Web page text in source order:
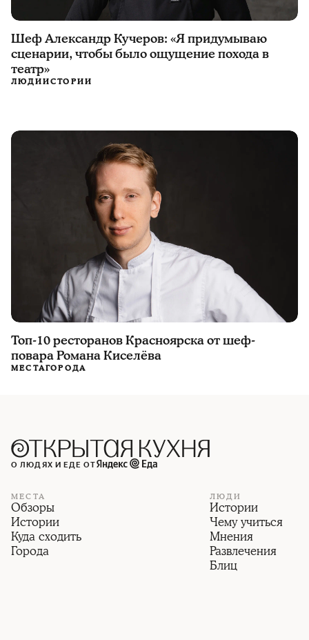
Шеф Александр Кучеров: «Я придумываю
сценарии, чтобы было ощущение похода в
театр»
ЛЮДИИСТОРИИ
Топ-10 ресторанов Красноярска от шеф-
повара Романа Киселёва
МЕСТАГОРОДА
О ЛЮДЯХ И ЕДЕ ОТ
МЕСТА
Обзоры
Истории
Куда сходить
Города
ЛЮДИ
Истории
Чему учиться
Мнения
Развлечения
Блиц